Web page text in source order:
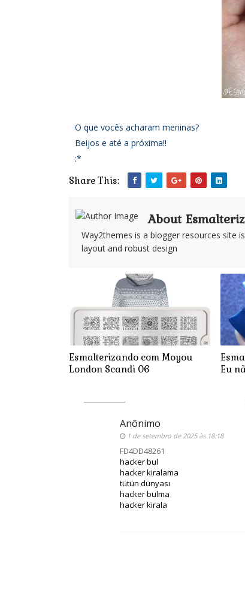
O que vocês acharam meninas?
Beijos e até a próxima!!
:*
Share This:
About
Way2themes is a blogger resources site
layout and robust design
Esmalterizando com Moyou
London Scandi 06
Eu
Anônimo
1 de setembro de 2025 às 18:18
FD4DD48261
hacker bul
hacker kiralama
tütün dünyası
hacker bulma
hacker kirala